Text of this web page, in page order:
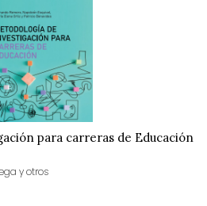
para carreras de Educación
y otros